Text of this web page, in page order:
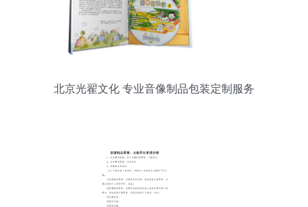
北京光翟文化 专业音像制品包装定制服务